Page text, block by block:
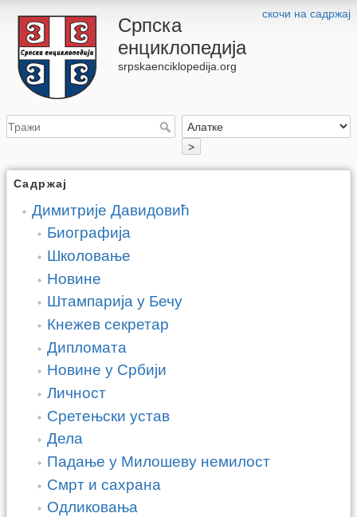
скочи на садржај
Српска
енциклопедија
srpskaenciklopedija.org
>
Садржај
Димитрије Давидовић
Биографија
Школовање
Новине
Штампарија у Бечу
Кнежев секретар
Дипломата
Новине у Србији
Личност
Сретењски устав
Дела
Падање у Милошеву немилост
Смрт и сахрана
Одликовања